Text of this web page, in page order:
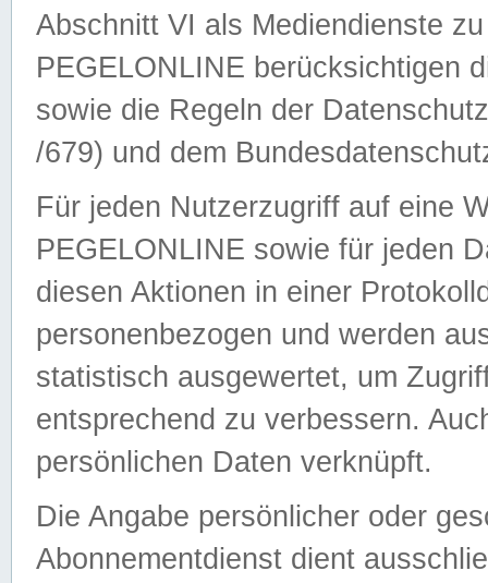
Abschnitt VI als Mediendienste
PEGELONLINE berücksichtigen
sowie die Regeln der
/679) und dem
Für jeden Nutzerzugriff auf eine
PEGELONLINE sowie für jeden
diesen Aktionen in einer
personenbezogen und werden
statistisch ausgewertet, um
entsprechend zu verbessern.
persönlichen Daten verknüpft.
Die Angabe persönlicher oder
Abonnementdienst dient